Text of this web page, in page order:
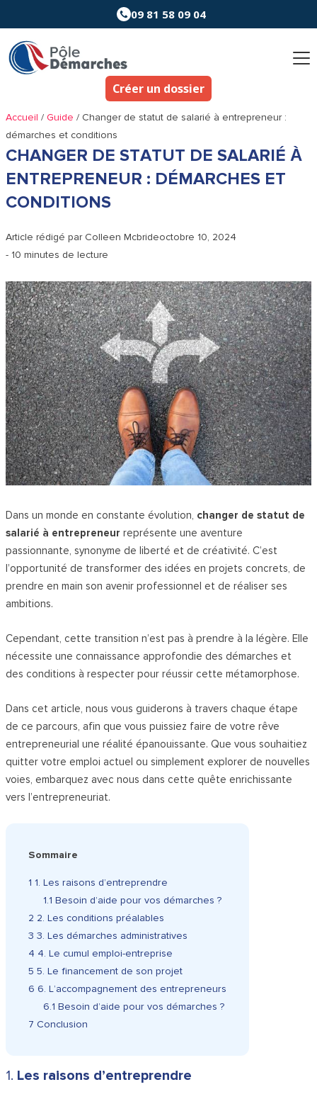
au
contenu
09 81 58 09 04
Créer un dossier
Accueil /Guide / Changer de statut de salarié à entrepreneur :
démarches et conditions
CHANGER DE STATUT DE SALARIÉ À
ENTREPRENEUR : DÉMARCHES ET
CONDITIONS
Article rédigé par Colleen Mcbrideoctobre 10, 2024
- 10 minutes de lecture
Dans un monde en constante évolution, changer de statut de
salarié à entrepreneur représente une aventure
passionnante, synonyme de liberté et de créativité. C’est
l’opportunité de transformer des idées en projets concrets, de
prendre en main son avenir professionnel et de réaliser ses
ambitions.
Cependant, cette transition n’est pas à prendre à la légère. Elle
nécessite une connaissance approfondie des démarches et
des conditions à respecter pour réussir cette métamorphose.
Dans cet article, nous vous guiderons à travers chaque étape
de ce parcours, afin que vous puissiez faire de votre rêve
entrepreneurial une réalité épanouissante. Que vous souhaitiez
quitter votre emploi actuel ou simplement explorer de nouvelles
voies, embarquez avec nous dans cette quête enrichissante
vers l’entrepreneuriat.
Sommaire
1 1. Les raisons d’entreprendre
1.1 Besoin d’aide pour vos démarches ?
2 2. Les conditions préalables
3 3. Les démarches administratives
4 4. Le cumul emploi-entreprise
5 5. Le financement de son projet
6 6. L’accompagnement des entrepreneurs
6.1 Besoin d’aide pour vos démarches ?
7 Conclusion
1. Les raisons d’entreprendre